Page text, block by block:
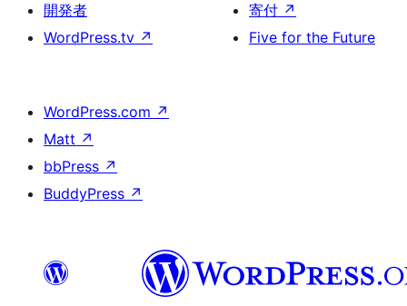
開発者
WordPress.tv ↗
寄付 ↗
Five for the Future
WordPress.com ↗
Matt ↗
bbPress ↗
BuddyPress ↗